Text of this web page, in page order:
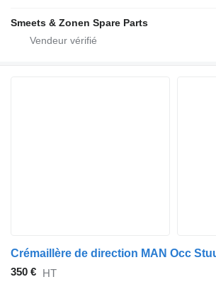
Smeets & Zonen Spare Parts
350 € HT